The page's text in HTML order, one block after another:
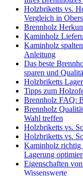
Holzbriketts vs.
Vergleich in
Brennholz
Kaminholz
Kaminholz
Anleitung
Das beste
sparen und
Holzbriketts
Tipps zum
Brennholz FAQ:
Brennholz
Wahl treffen
Holzbriketts vs.
Holzbriketts vs.
Kaminholz richtig
Lagerung
Eigenschaften
Wissenswerte